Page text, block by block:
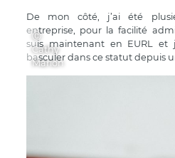
De mon côté, j’ai été
entreprise, pour la facilité
suis maintenant en EURL et
basculer dans ce statut depuis
Ⓒ
Cathy
Marion